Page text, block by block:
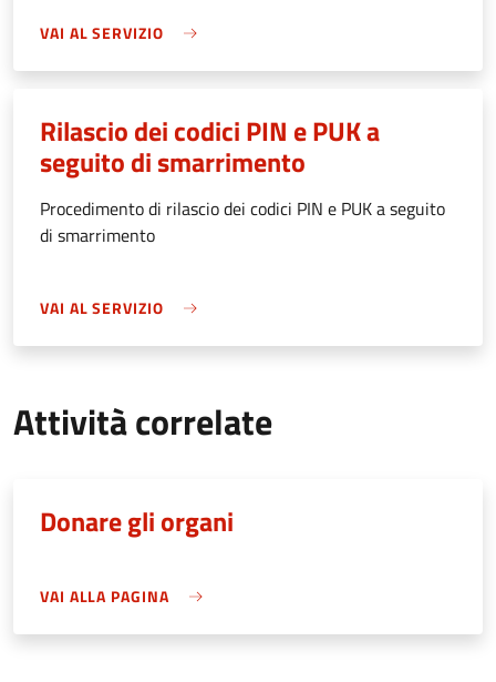
VAI AL SERVIZIO
Rilascio dei codici PIN e PUK a
seguito di smarrimento
Procedimento di rilascio dei codici PIN e PUK a seguito
di smarrimento
VAI AL SERVIZIO
Attività correlate
Donare gli organi
VAI ALLA PAGINA